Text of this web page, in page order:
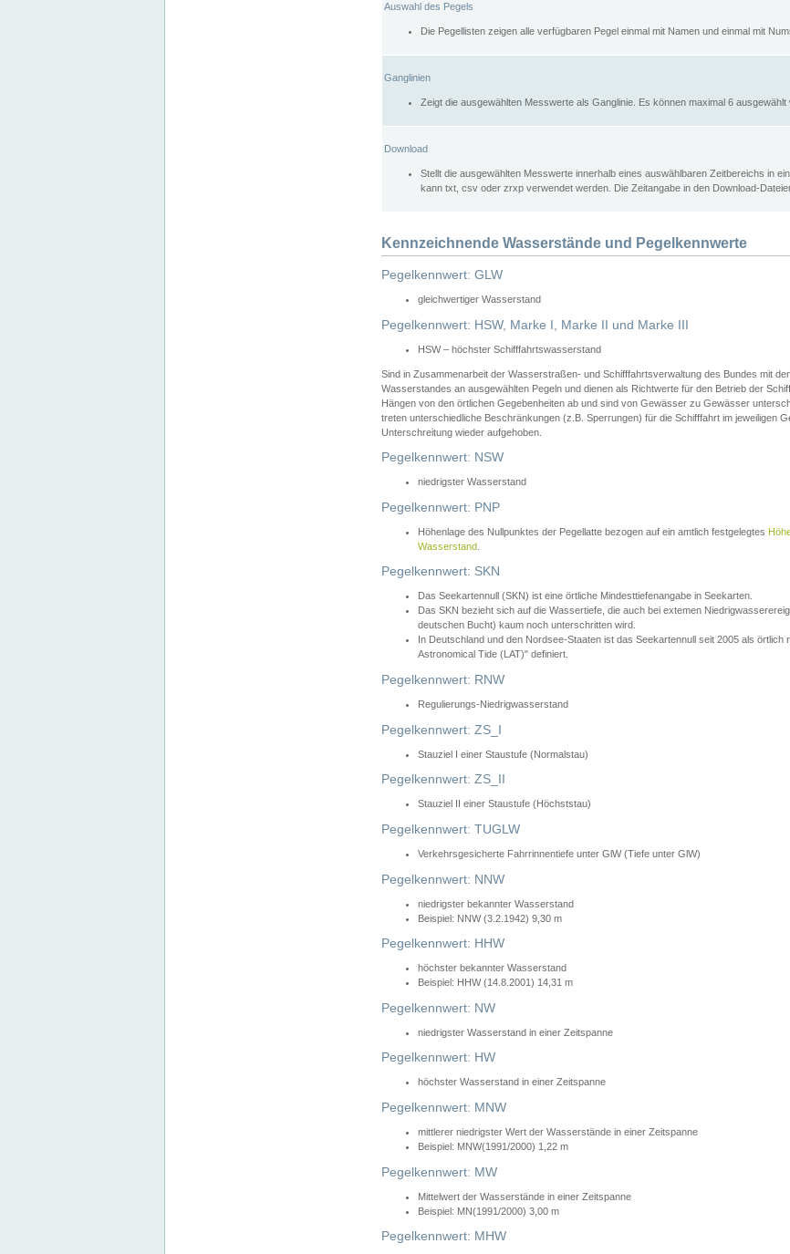
Auswahl des Pegels
Die Pegellisten zeigen alle verfügbaren Pegel einmal mit Namen und einmal mit
Ganglinien
Zeigt die ausgewählten Messwerte als Ganglinie. Es können maximal 6 ausgewählt
Download
Stellt die ausgewählten Messwerte innerhalb eines auswählbaren Zeitbereichs in
kann txt, csv oder zrxp verwendet werden. Die Zeitangabe in den Download-
Kennzeichnende Wasserstände und Pegelkennwerte
Pegelkennwert: GLW
gleichwertiger Wasserstand
Pegelkennwert: HSW, Marke I, Marke II und Marke III
HSW – höchster Schifffahrtswasserstand
Sind in Zusammenarbeit der Wasserstraßen- und Schifffahrtsverwaltung des Bundes mit
Wasserstandes an ausgewählten Pegeln und dienen als Richtwerte für den Betrieb der
Hängen von den örtlichen Gegebenheiten ab und sind von Gewässer zu Gewässer
treten unterschiedliche Beschränkungen (z.B. Sperrungen) für die Schifffahrt im jeweiligen
Unterschreitung wieder aufgehoben.
Pegelkennwert: NSW
niedrigster Wasserstand
Pegelkennwert: PNP
Höhenlage des Nullpunktes der Pegellatte bezogen auf ein amtlich festgelegtes
Wasserstand
Pegelkennwert: SKN
Das Seekartennull (SKN) ist eine örtliche Mindesttiefenangabe in Seekarten.
Das SKN bezieht sich auf die Wassertiefe, die auch bei extemen
deutschen Bucht) kaum noch unterschritten wird.
In Deutschland und den Nordsee-Staaten ist das Seekartennull seit 2005 als
Astronomical Tide (LAT)" definiert.
Pegelkennwert: RNW
Regulierungs-Niedrigwasserstand
Pegelkennwert: ZS_I
Stauziel I einer Staustufe (Normalstau)
Pegelkennwert: ZS_II
Stauziel II einer Staustufe (Höchststau)
Pegelkennwert: TUGLW
Verkehrsgesicherte Fahrrinnentiefe unter GlW (Tiefe unter GlW)
Pegelkennwert: NNW
niedrigster bekannter Wasserstand
Beispiel: NNW (3.2.1942) 9,30 m
Pegelkennwert: HHW
höchster bekannter Wasserstand
Beispiel: HHW (14.8.2001) 14,31 m
Pegelkennwert: NW
niedrigster Wasserstand in einer Zeitspanne
Pegelkennwert: HW
höchster Wasserstand in einer Zeitspanne
Pegelkennwert: MNW
mittlerer niedrigster Wert der Wasserstände in einer Zeitspanne
Beispiel: MNW(1991/2000) 1,22 m
Pegelkennwert: MW
Mittelwert der Wasserstände in einer Zeitspanne
Beispiel: MN(1991/2000) 3,00 m
Pegelkennwert: MHW